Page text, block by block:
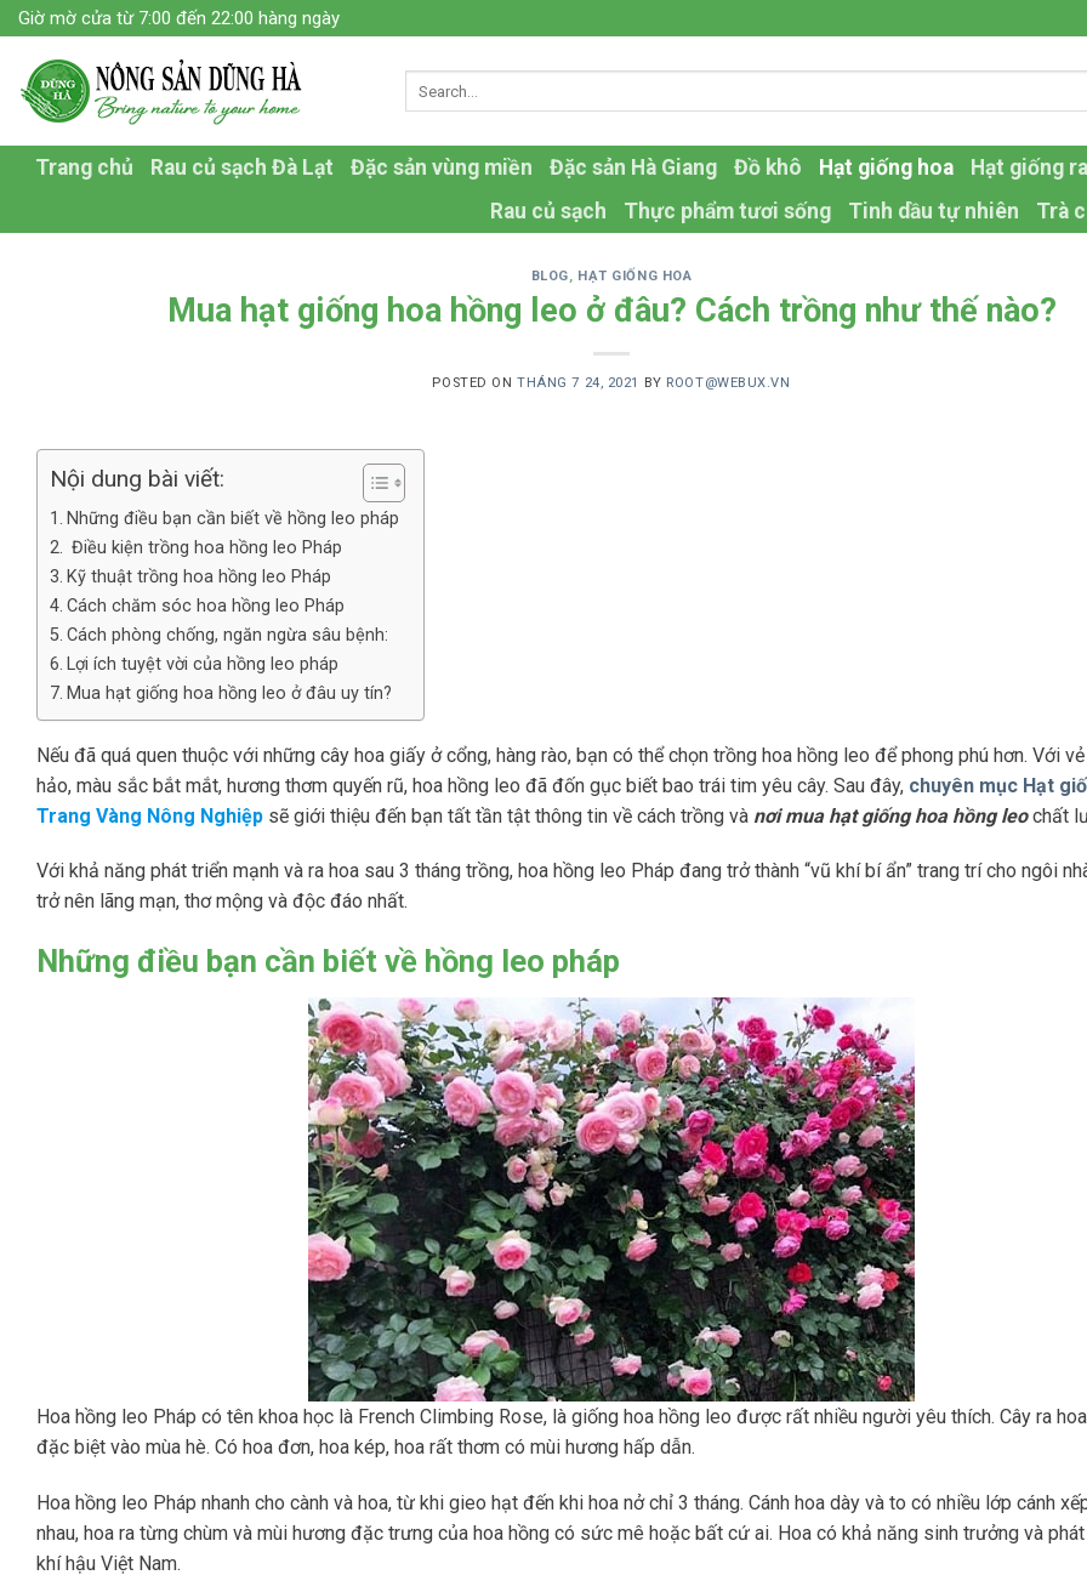
Skip
to
content
Giờ mờ cửa từ 7:00 đến 22:00 hàng ngày
Trang chủ Rau củ sạch Đà Lạt Đặc sản vùng miền Đặc sản Hà Giang Đồ khô Hạt giống hoa Hạt giống
Rau củ sạch
Thực phẩm tươi sống Tinh dầu tự nhiên Trà
BLOG, HẠT GIỐNG HOA
Mua hạt giống hoa hồng leo ở đâu? Cách trồng như thế nào?
POSTED ONTHÁNG 7 24, 2021 BY ROOT@WEBUX.VN
Nội dung bài viết:
Những điều bạn cần biết về hồng leo pháp
Điều kiện trồng hoa hồng leo Pháp
Kỹ thuật trồng hoa hồng leo Pháp
Cách chăm sóc hoa hồng leo Pháp
Cách phòng chống, ngăn ngừa sâu bệnh:
Lợi ích tuyệt vời của hồng leo pháp
Mua hạt giống hoa hồng leo ở đâu uy tín?
Nếu đã quá quen thuộc với những cây hoa giấy ở cổng, hàng rào, bạn có thể chọn trồng hoa hồng leo để phong phú hơn. Với
hảo, màu sắc bắt mắt, hương thơm quyến rũ, hoa hồng leo đã đốn gục biết bao trái tim yêu cây. Sau đây, chuyên mục Hạt
Trang Vàng Nông Nghiệp sẽ giới thiệu đến bạn tất tần tật thông tin về cách trồng và nơi mua hạt giống hoa hồng leochất
Với khả năng phát triển mạnh và ra hoa sau 3 tháng trồng, hoa hồng leo Pháp đang trở thành “vũ khí bí ẩn” trang trí cho ngôi
trở nên lãng mạn, thơ mộng và độc đáo nhất.
Những điều bạn cần biết về hồng leo pháp
Hoa hồng leo Pháp có tên khoa học là French Climbing Rose, là giống hoa hồng leo được rất nhiều người yêu thích. Cây ra
đặc biệt vào mùa hè. Có hoa đơn, hoa kép, hoa rất thơm có mùi hương hấp dẫn.
Hoa hồng leo Pháp nhanh cho cành và hoa, từ khi gieo hạt đến khi hoa nở chỉ 3 tháng. Cánh hoa dày và to có nhiều lớp cánh
nhau, hoa ra từng chùm và mùi hương đặc trưng của hoa hồng có sức mê hoặc bất cứ ai. Hoa có khả năng sinh trưởng và
khí hậu Việt Nam.